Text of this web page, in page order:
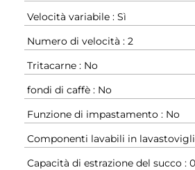
Velocità variabile : Sì
Numero di velocità : 2
Tritacarne : No
fondi di caffè : No
Funzione di impastamento : No
Componenti lavabili in
Capacità di estrazione del succo :